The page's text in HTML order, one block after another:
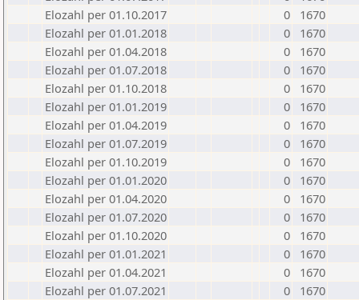
Elozahl per 01.10.2017
0
1670
Elozahl per 01.01.2018
0
1670
Elozahl per 01.04.2018
0
1670
Elozahl per 01.07.2018
0
1670
Elozahl per 01.10.2018
0
1670
Elozahl per 01.01.2019
0
1670
Elozahl per 01.04.2019
0
1670
Elozahl per 01.07.2019
0
1670
Elozahl per 01.10.2019
0
1670
Elozahl per 01.01.2020
0
1670
Elozahl per 01.04.2020
0
1670
Elozahl per 01.07.2020
0
1670
Elozahl per 01.10.2020
0
1670
Elozahl per 01.01.2021
0
1670
Elozahl per 01.04.2021
0
1670
Elozahl per 01.07.2021
0
1670